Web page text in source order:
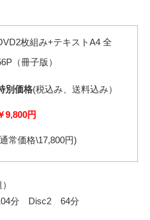
枚組み+テキストA4 全
（冊子版）
別価格(税込み、送料込み）
9,800円
常価格\17,800円)
分 Disc2 64分